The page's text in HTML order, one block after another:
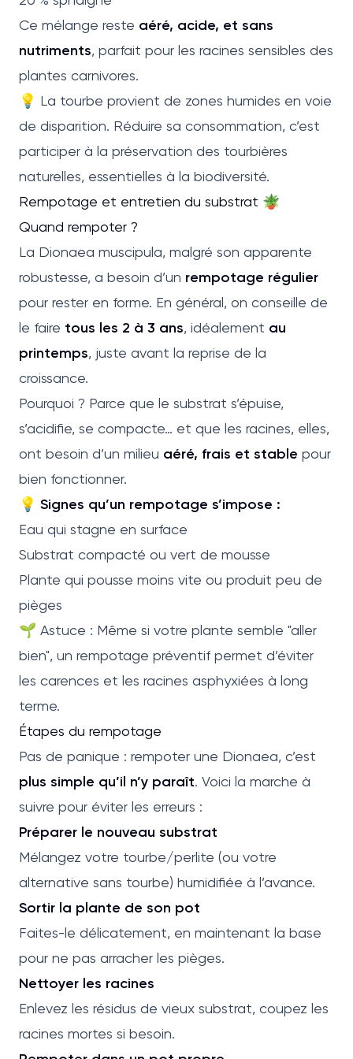
Ce mélange reste aéré, acide, et sans
nutriments, parfait pour les racines sensibles des
plantes carnivores.
💡 La tourbe provient de zones humides en voie
de disparition. Réduire sa consommation, c’est
participer à la préservation des tourbières
naturelles, essentielles à la biodiversité.
Rempotage et entretien du substrat 🪴
Quand rempoter ?
La Dionaea muscipula, malgré son apparente
robustesse, a besoin d’un rempotage régulier
pour rester en forme. En général, on conseille de
le faire tous les 2 à 3 ans, idéalement au
printemps, juste avant la reprise de la
croissance.
Pourquoi ? Parce que le substrat s’épuise,
s’acidifie, se compacte… et que les racines, elles,
ont besoin d’un milieu aéré, frais et stable pour
bien fonctionner.
💡 Signes qu’un rempotage s’impose :
Eau qui stagne en surface
Substrat compacté ou vert de mousse
Plante qui pousse moins vite ou produit peu de
pièges
🌱 Astuce : Même si votre plante semble "aller
bien", un rempotage préventif permet d’éviter
les carences et les racines asphyxiées à long
terme.
Étapes du rempotage
Pas de panique : rempoter une Dionaea, c’est
plus simple qu’il n’y paraît. Voici la marche à
suivre pour éviter les erreurs :
Préparer le nouveau substrat
Mélangez votre tourbe/perlite (ou votre
alternative sans tourbe) humidifiée à l’avance.
Sortir la plante de son pot
Faites-le délicatement, en maintenant la base
pour ne pas arracher les pièges.
Nettoyer les racines
Enlevez les résidus de vieux substrat, coupez les
racines mortes si besoin.